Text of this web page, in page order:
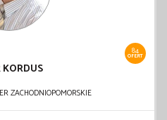
84
OFERT
KORDUS
ZACHODNIOPOMORSKIE